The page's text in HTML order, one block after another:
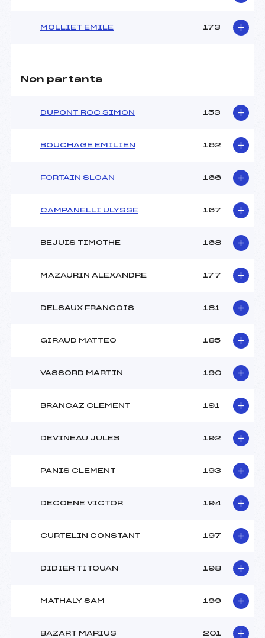
MOLLIET EMILE 173
Non partants
DUPONT ROC SIMON 153
BOUCHAGE EMILIEN 162
FORTAIN SLOAN 166
CAMPANELLI ULYSSE 167
BEJUIS TIMOTHE 168
MAZAURIN ALEXANDRE 177
DELSAUX FRANCOIS 181
GIRAUD MATTEO 185
VASSORD MARTIN 190
BRANCAZ CLEMENT 191
DEVINEAU JULES 192
PANIS CLEMENT 193
DECOENE VICTOR 194
CURTELIN CONSTANT 197
DIDIER TITOUAN 198
MATHALY SAM 199
BAZART MARIUS 201